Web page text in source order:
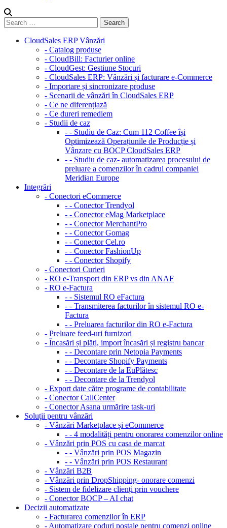
CloudSales ERP Vânzări
- Catalog produse
- CloudBill: Facturier online
- CloudGest: Gestiune Stocuri
- CloudSales ERP: Vânzări și facturare e-Commerce
- Importare și sincronizare produse
- Scenarii de vânzări în CloudSales ERP
- Ce ne diferențiază
- Ce dureri remediem
- Studii de caz
- - Studiu de Caz: Cum 112 Coffee își
Optimizează Operațiunile de Producție și
Vânzare cu BOCP CloudSales ERP
- - Studiu de caz- automatizarea procesului de
preluare a comenzilor în cadrul companiei
Meridian Europe
Integrări
- Conectori eCommerce
- - Conector Trendyol
- - Conector eMag Marketplace
- - Conector MerchantPro
- - Conector Gomag
- - Conector Cel.ro
- - Conector FashionUp
- - Conector Shopify
- Conectori Curieri
- RO e-Transport din ERP vs din ANAF
- RO e-Factura
- - Sistemul RO eFactura
- - Transmiterea facturilor în sistemul RO e-
Factura
- - Preluarea facturilor din RO e-Factura
- Preluare feed-uri furnizori
- Încasări și plăți, import încasări și registru bancar
- - Decontare prin Netopia Payments
- - Decontare Shopify Payments
- - Decontare de la EuPlătesc
- - Decontare de la Trendyol
- Export date către programe de contabilitate
- Conector CallCenter
- Conector Asana urmărire task-uri
Soluții pentru vânzări
- Vânzări Marketplace și eCommerce
- - 4 modalități pentru onorarea comenzilor online
- Vânzări prin POS cu casa de marcat
- - Vânzări prin POS Magazin
- - Vânzări prin POS Restaurant
- Vânzări B2B
- Vânzări prin DropShipping- onorare comenzi
- Sistem de fidelizare clienți prin vouchere
- Conector BOCP – AI chat
Decizii automatizate
- Facturarea comenzilor în ERP
- Automatizare coduri poștale pentru comenzi online